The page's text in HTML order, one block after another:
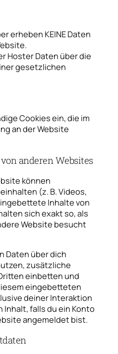
erheben KEINE Daten
Hoster Daten über die
gesetzlichen
Cookies ein, die im
an der Website
anderen Websites
können
(z. B. Videos,
Inhalte von
sich exakt so, als
Website besucht
Daten über dich
zusätzliche
einbetten und
eingebetteten
deiner Interaktion
falls du ein Konto
angemeldet bist.